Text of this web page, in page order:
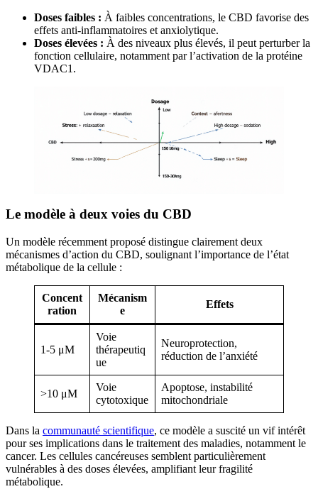
Doses faibles : À faibles concentrations, le CBD favorise des
effets anti-inflammatoires et anxiolytique.
Doses élevées : À des niveaux plus élevés, il peut perturber la
fonction cellulaire, notamment par l’activation de la protéine
VDAC1.
Le modèle à deux voies du CBD
Un modèle récemment proposé distingue clairement deux
mécanismes d’action du CBD, soulignant l’importance de l’état
métabolique de la cellule :
Concent
ration
Mécanism
e
Effets
1-5 μM
Voie
thérapeutiq
ue
Neuroprotection,
réduction de l’anxiété
>10 μM
Voie
cytotoxique
Apoptose, instabilité
mitochondriale
Dans la communauté scientifique, ce modèle a suscité un vif intérêt
pour ses implications dans le traitement des maladies, notamment le
cancer. Les cellules cancéreuses semblent particulièrement
vulnérables à des doses élevées, amplifiant leur fragilité
métabolique.